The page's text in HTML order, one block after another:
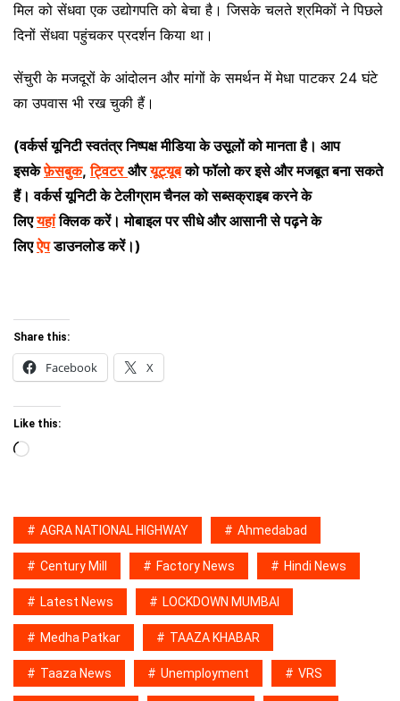
मिल को सेंधवा एक उद्योगपति को बेचा है। जिसके चलते श्रमिकों ने पिछले
दिनों सेंधवा पहुंचकर प्रदर्शन किया था।
सेंचुरी के मजदूरों के आंदोलन और मांगों के समर्थन में मेधा पाटकर 24 घंटे
का उपवास भी रख चुकी हैं।
(वर्कर्स यूनिटी स्वतंत्र निष्पक्ष मीडिया के उसूलों को मानता है। आप
इसकेफ़ेसबुक,ट्विटर औरयूट्यूब को फॉलो कर इसे और मजबूत बना सकते
हैं। वर्कर्स यूनिटी के टेलीग्राम चैनल को सब्सक्राइब करने के
लिएयहां क्लिक करें। मोबाइल पर सीधे और आसानी से पढ़ने के
लिएऐपडाउनलोड करें।)
Share this:
Facebook X
Like this:
Loading…
AGRA NATIONAL HIGHWAY Ahmedabad
Century Mill Factory News Hindi News
Latest News LOCKDOWN MUMBAI
Medha Patkar TAAZA KHABAR
Taaza News Unemployment VRS